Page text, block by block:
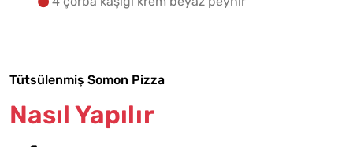
Tütsülenmiş Somon Pizza
Nasıl Yapılır